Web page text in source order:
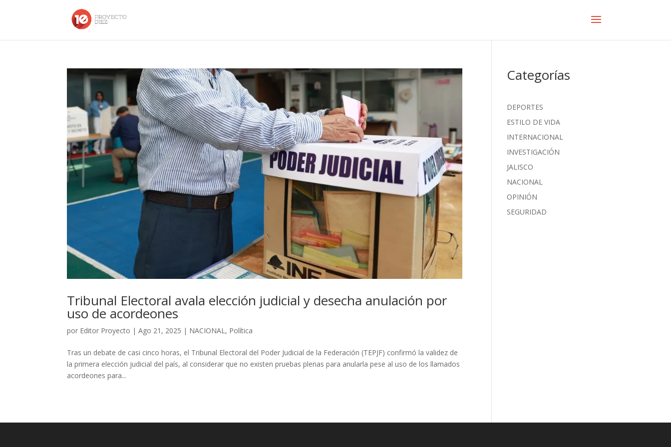
Tribunal Electoral avala elección judicial y desecha anulación por
uso de acordeones
por Editor Proyecto |Ago 21, 2025 | NACIONAL, Política
Tras un debate de casi cinco horas, el Tribunal Electoral del Poder Judicial de la Federación (TEPJF) confirmó la validez de
la primera elección judicial del país, al considerar que no existen pruebas plenas para anularla pese al uso de los llamados
acordeones para...
Categorías
DEPORTES
ESTILO DE VIDA
INTERNACIONAL
INVESTIGACIÓN
JALISCO
NACIONAL
OPINIÓN
SEGURIDAD